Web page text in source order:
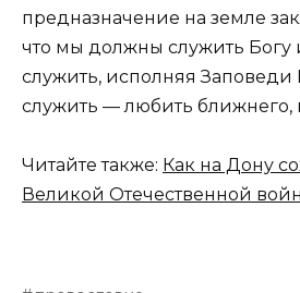
предназначение на земле
что мы должны служить Богу
служить, исполняя
служить — любить ближнего,
Читайте также: Как на Дону
Великой Отечественной